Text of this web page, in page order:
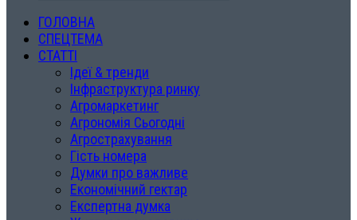
ГОЛОВНА
СПЕЦТЕМА
СТАТТІ
Ідеї & тренди
Інфраструктура ринку
Агромаркетинг
Агрономія Сьогодні
Агрострахування
Гість номера
Думки про важливе
Економічний гектар
Експертна думка